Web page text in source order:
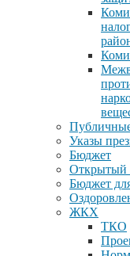
Указы
Бюджет
Открытый
Бюджет
ЖКХ
ТКО